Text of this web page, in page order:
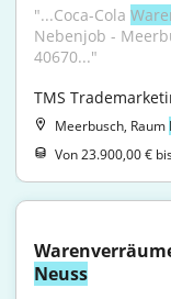
"...Coca-Cola
Nebenjob -
40670..."
TMS
Meerbusch, Raum
Von 23.900,00 €
Neuss